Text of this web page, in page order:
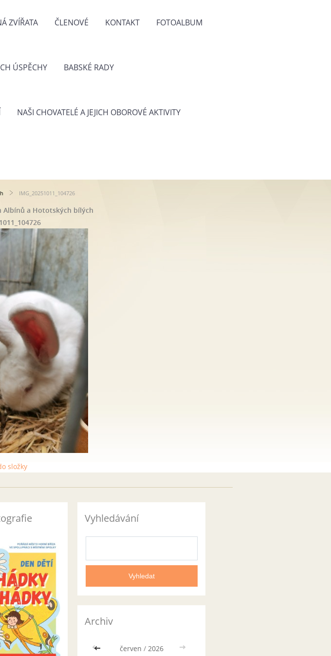
ZVÍŘATA ČLENOVÉ KONTAKT FOTOALBUM
ÚSPĚCHY BABSKÉ RADY
NAŠI CHOVATELÉ A JEJICH OBOROVÉ AKTIVITY
IMG_20251011_104726
Albínů a Hototských bílých
složky
Vyhledávání
Archiv
<< červen / 2026 >>